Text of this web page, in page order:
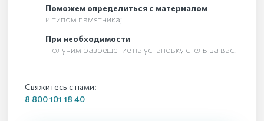
Поможем определиться с материалом
и типом памятника;
При необходимости
получим разрешение на установку стелы за вас.
Свяжитесь с нами:
8 800 101 18 40